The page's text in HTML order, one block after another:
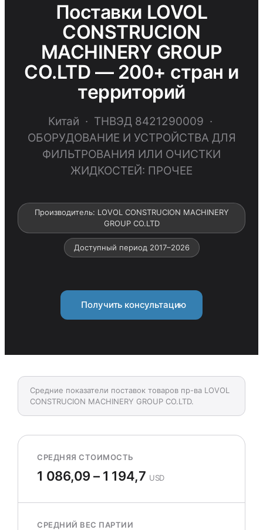
Поставки LOVOL
CONSTRUCION
MACHINERY GROUP
CO.LTD — 200+ стран и
территорий
Китай · ТНВЭД 8421290009 ·
ОБОРУДОВАНИЕ И УСТРОЙСТВА ДЛЯ
ФИЛЬТРОВАНИЯ ИЛИ ОЧИСТКИ
ЖИДКОСТЕЙ: ПРОЧЕЕ
Производитель: LOVOL CONSTRUCION MACHINERY
GROUP CO.LTD
Доступный период 2017–2026
Получить консультацию
Средние показатели поставок товаров пр-ва LOVOL
CONSTRUCION MACHINERY GROUP CO.LTD.
СРЕДНЯЯ СТОИМОСТЬ
1 086,09 – 1 194,7 USD
СРЕДНИЙ ВЕС ПАРТИИ